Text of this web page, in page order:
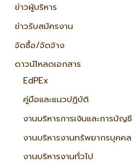
ข่าวผู้บริหาร
ข่าวรับสมัครงาน
จัดซื้อ/จัดจ้าง
ดาวน์โหลดเอกสาร
EdPEx
คู่มือและแนวปฏิบัติ
งานบริหารการเงินและการบัญชี
งานบริหารงานทรัพยากรบุคคล
งานบริหารงานทั่วไป